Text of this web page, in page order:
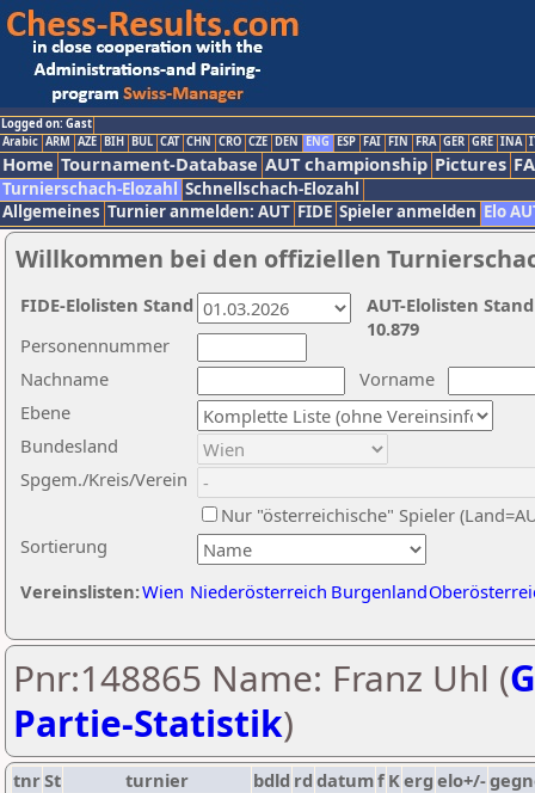
Logged on: Gast
Arabic ARM AZE BIH BUL CAT CHN CRO CZE DEN ENG ESP FAI FIN FRA GER GRE INA
Home Tournament-Database AUT championship Pictures
Turnierschach-Elozahl Schnellschach-Elozahl
Allgemeines Turnier anmelden: AUT FIDE Spieler anmelden Elo
Willkommen bei den offiziellen
Nachname
Vorname
Ebene
Sortierung
Personennummer
Bundesland
Spgem./Kreis/Verein
Nur "österreichische" Spieler
Vereinslisten:Wien Niederösterreich Burgenland
AUT-Elolisten
10.879
FIDE-Elolisten Stand
Pnr:148865 Name: Franz Uhl (
Partie-Statistik)
tnrSt turnier bdld rd datumf Kerg elo+/-